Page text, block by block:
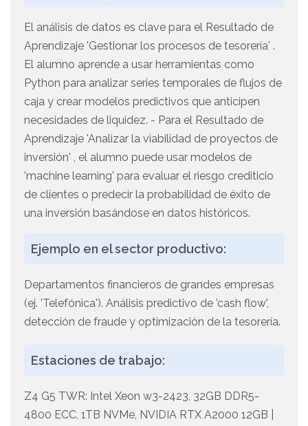
El análisis de datos es clave para el Resultado de
Aprendizaje 'Gestionar los procesos de tesorería' .
El alumno aprende a usar herramientas como
Python para analizar series temporales de flujos de
caja y crear modelos predictivos que anticipen
necesidades de liquidez. - Para el Resultado de
Aprendizaje 'Analizar la viabilidad de proyectos de
inversión' , el alumno puede usar modelos de
'machine learning' para evaluar el riesgo crediticio
de clientes o predecir la probabilidad de éxito de
una inversión basándose en datos históricos.
Ejemplo en el sector productivo:
Departamentos financieros de grandes empresas
(ej. 'Telefónica'). Análisis predictivo de 'cash flow',
detección de fraude y optimización de la tesorería.
Estaciones de trabajo:
Z4 G5 TWR: Intel Xeon w3-2423, 32GB DDR5-
4800 ECC, 1TB NVMe, NVIDIA RTX A2000 12GB |